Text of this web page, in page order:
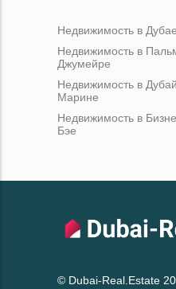
Недвижимость в Дубае
Недвижимость в
Джумейре
Недвижимость в Дубай
Марине
Недвижимость в
Бэе
© Dubai-Real.Estate